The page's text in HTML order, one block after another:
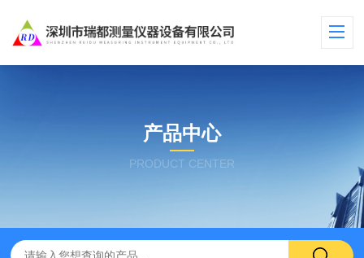
产品中心
PRODUCT CENTER